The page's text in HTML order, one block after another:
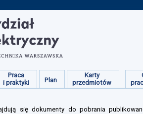
Praca
i praktyki
Plan
Karty
przedmiotów
się dokumenty do pobrania